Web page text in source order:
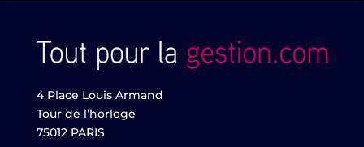
4 Place Louis Armand
Tour de l’horloge
75012 PARIS